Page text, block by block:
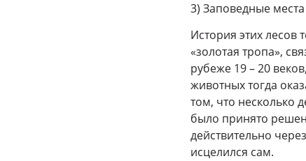
3) Заповедные
История этих лесов
«золотая тропа»,
рубеже 19 – 20
животных тогда
том, что несколько
было принято
действительно
исцелился сам.